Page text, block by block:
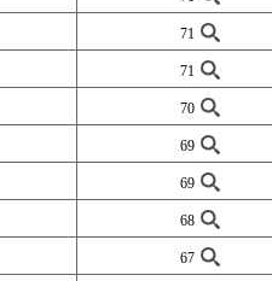
71
71
70
69
69
68
67